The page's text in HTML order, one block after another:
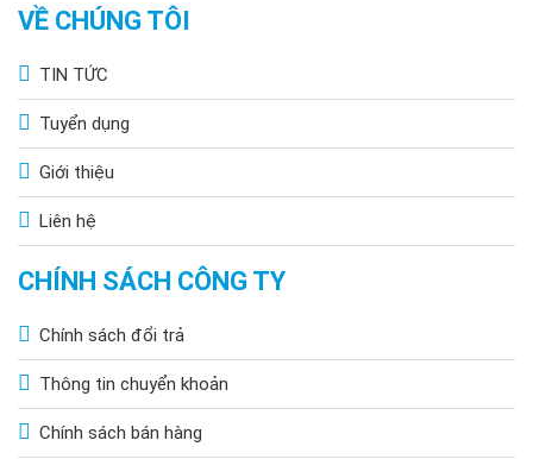
VỀ CHÚNG TÔI
TIN TỨC
Tuyển dụng
Giới thiệu
Liên hệ
CHÍNH SÁCH CÔNG TY
Chính sách đổi trả
Thông tin chuyển khoản
Chính sách bán hàng